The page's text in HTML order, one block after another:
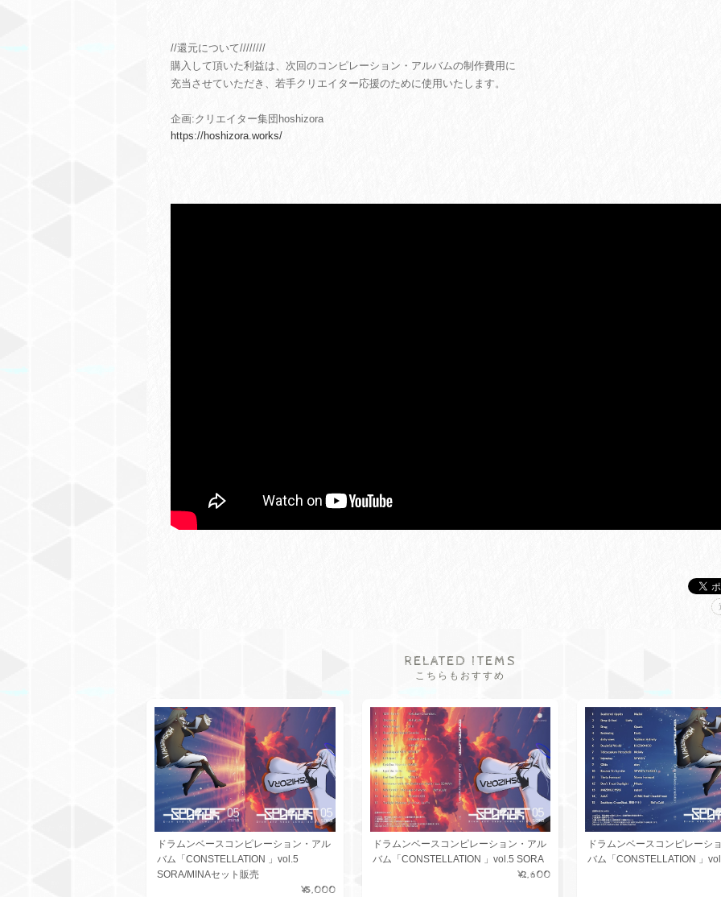
//還元について////////
購入して頂いた利益は、次回のコンピレーション・アルバムの制作費用に
充当させていただき、若手クリエイター応援のために使用いたします。
企画:クリエイター集団hoshizora
https://hoshizora.works/
RELATED ITEMS
こちらもおすすめ
ドラムンベースコンピレーション・アル
バム「CONSTELLATION 」vol.5
SORA/MINAセット販売
¥5,000
ドラムンベースコンピレーション・アル
バム「CONSTELLATION 」vol.5 SORA
¥2,600
ドラムンベースコンピレーシ
バム「CONSTELLATION 」